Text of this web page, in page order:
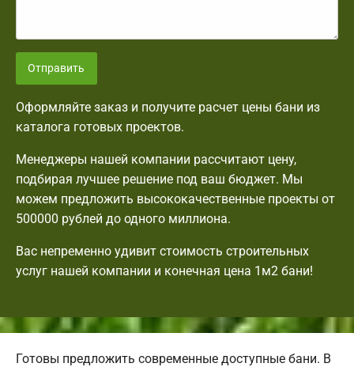
Отправить
Оформляйте заказ и получите расчет цены бани из
каталога готовых проектов.
Менеджеры нашей компании рассчитают цену,
подбирая лучшее решение под ваш бюджет. Мы
можем предложить высококачественные проекты от
500000 рублей до одного миллиона.
Вас непременно удивит стоимость строительных
услуг нашей компании и конечная цена 1м2 бани!
Готовы предложить современные доступные бани. В